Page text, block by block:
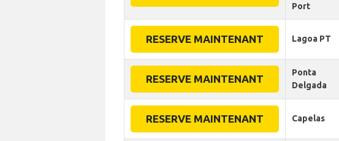
Port
RESERVE MAINTENANT Lagoa PT
RESERVE MAINTENANT
Ponta
Delgada
RESERVE MAINTENANT Capelas